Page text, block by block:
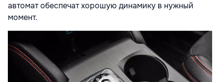
автомат обеспечат хорошую динамику в нужный
момент.